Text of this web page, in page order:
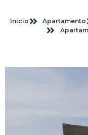
Inicio Apartamento